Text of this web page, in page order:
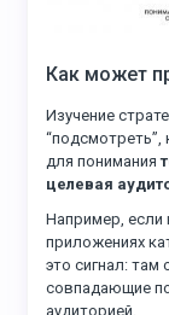
Как может
Изучение
для понимания
целевая
Например, если
приложениях
это сигнал:
совпадающие
аудиторией.